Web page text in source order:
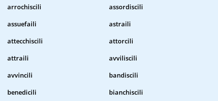
arrochiscili
assordiscili
assuefaili
astraili
attecchiscili
attorcili
attraili
avviliscili
avvincili
bandiscili
benedicili
bianchiscili